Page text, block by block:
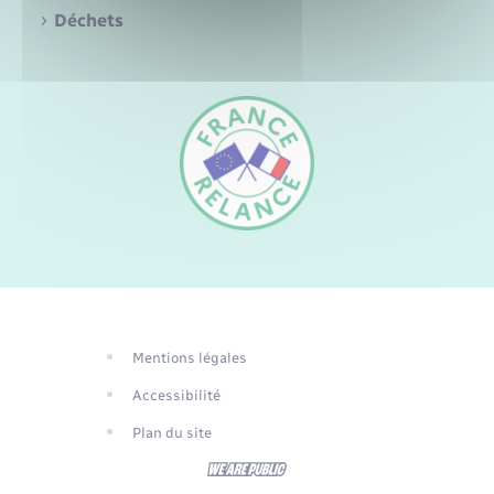
Traduction du
DE
Déchets
Mentions légales
Accessibilité
Plan du site